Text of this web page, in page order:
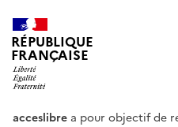
RÉPUBLIQUE
FRANÇAISE
acceslibre a pour objectif de